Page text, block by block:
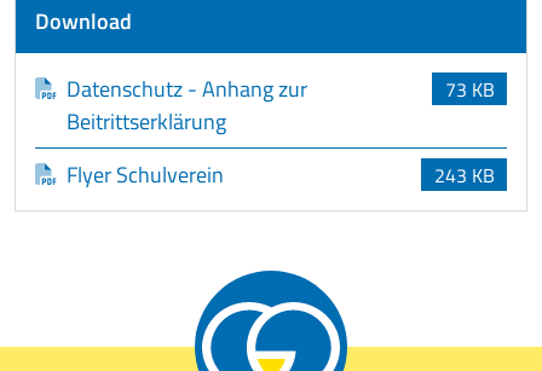
Download
Datenschutz - Anhang zur
Beitrittserklärung
73 KB
Flyer Schulverein 243 KB